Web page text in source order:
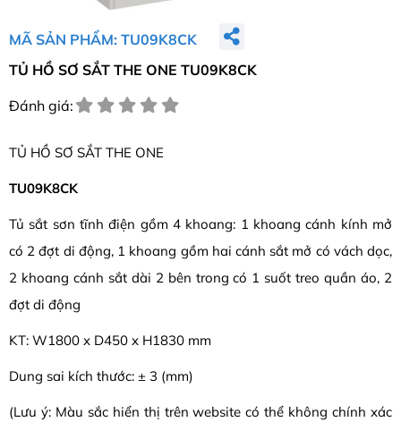
MÃ SẢN PHẨM: TU09K8CK
TỦ HỒ SƠ SẮT THE ONE TU09K8CK
Đánh giá:
TỦ HỒ SƠ SẮT THE ONE
TU09K8CK
Tủ sắt sơn tĩnh điện gồm 4 khoang: 1 khoang cánh kính mở
có 2 đợt di động, 1 khoang gồm hai cánh sắt mở có vách dọc,
2 khoang cánh sắt dài 2 bên trong có 1 suốt treo quần áo, 2
đợt di động
KT: W1800 x D450 x H1830 mm
Dung sai kích thước: ± 3 (mm)
(Lưu ý: Màu sắc hiển thị trên website có thể không chính xác